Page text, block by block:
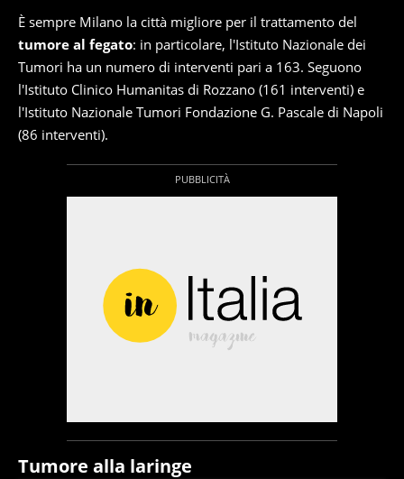
È sempre Milano la città migliore per il trattamento del
tumore al fegato: in particolare, l'Istituto Nazionale dei
Tumori ha un numero di interventi pari a 163. Seguono
l'Istituto Clinico Humanitas di Rozzano (161 interventi) e
l'Istituto Nazionale Tumori Fondazione G. Pascale di Napoli
(86 interventi).
Tumore alla laringe